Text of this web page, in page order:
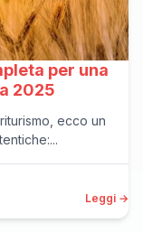
per una
2025
ecco un
Leggi →